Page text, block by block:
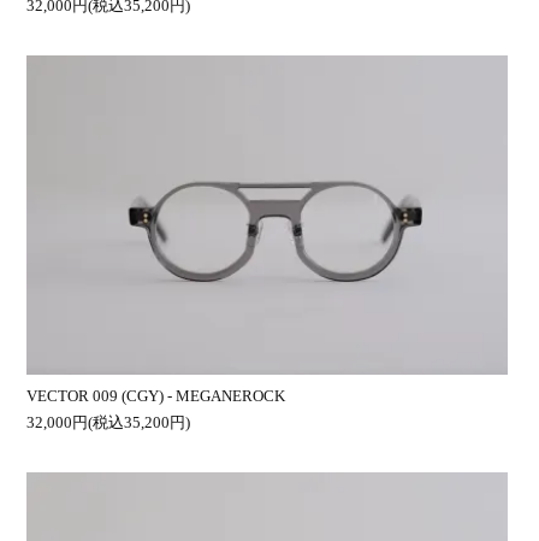
32,000円(税込35,200円)
VECTOR 009 (CGY) - MEGANEROCK
32,000円(税込35,200円)